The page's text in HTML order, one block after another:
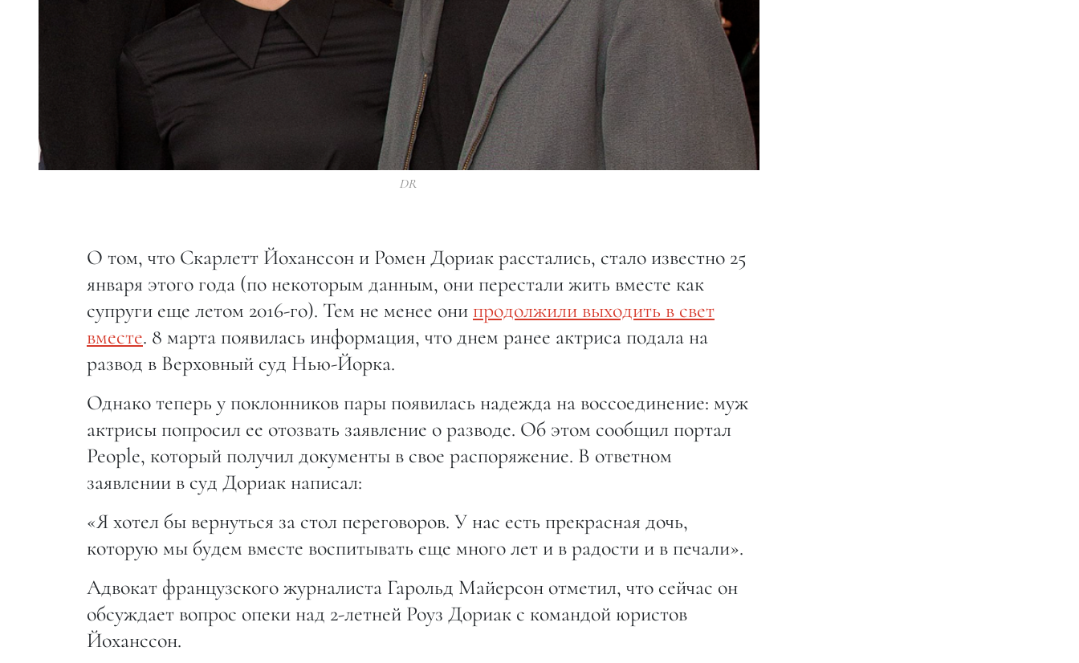
DR
О том, что Скарлетт Йоханссон и Ромен Дориак расстались, стало известно 25
января этого года (по некоторым данным, они перестали жить вместе как
супруги еще летом 2016-го). Тем не менее они продолжили выходить в свет
вместе. 8 марта появилась информация, что днем ранее актриса подала на
развод в Верховный суд Нью-Йорка.
Однако теперь у поклонников пары появилась надежда на воссоединение: муж
актрисы попросил ее отозвать заявление о разводе. Об этом сообщил портал
People, который получил документы в свое распоряжение. В ответном
заявлении в суд Дориак написал:
«Я хотел бы вернуться за стол переговоров. У нас есть прекрасная дочь,
которую мы будем вместе воспитывать еще много лет и в радости и в печали».
Адвокат французского журналиста Гарольд Майерсон отметил, что сейчас он
обсуждает вопрос опеки над 2-летней Роуз Дориак с командой юристов
Йоханссон.